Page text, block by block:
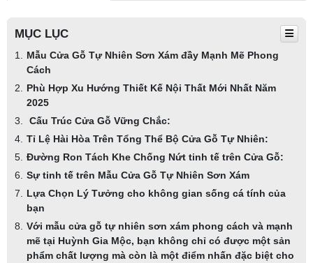
MỤC LỤC
Mẫu Cửa Gỗ Tự Nhiên Sơn Xám đầy Mạnh Mẽ Phong
Cách
Phù Hợp Xu Hướng Thiết Kế Nội Thất Mới Nhất Năm
2025
Cấu Trúc Cửa Gỗ Vững Chắc:
Tỉ Lệ Hài Hòa Trên Tổng Thể Bộ Cửa Gỗ Tự Nhiên:
Đường Ron Tách Khe Chống Nứt tinh tế trên Cửa Gỗ:
Sự tinh tế trên Mẫu Cửa Gỗ Tự Nhiên Sơn Xám
Lựa Chọn Lý Tưởng cho không gian sống cá tính của
bạn
Với mẫu cửa gỗ tự nhiên sơn xám phong cách và mạnh
mẽ tại Huỳnh Gia Mộc, bạn không chỉ có được một sản
phẩm chất lượng mà còn là một điểm nhấn đặc biệt cho